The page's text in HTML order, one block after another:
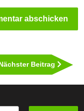
Beitrag